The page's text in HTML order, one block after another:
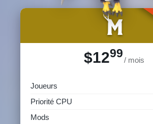
M
$1299
/ mois
Joueurs
Priorité CPU
Mods